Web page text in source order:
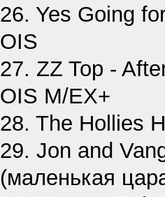
26. Yes Going
OIS
27. ZZ Top -
OIS M/EX+
28. The Hollies
29. Jon and
(маленькая